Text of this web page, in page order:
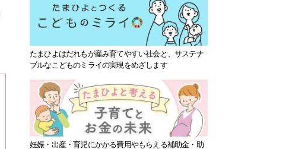
たまひよはだれもが産み育てやすい社会と、サステナ
ブルなこどものミライの実現をめざします
妊娠・出産・育児にかかる費用やもらえる補助金・助